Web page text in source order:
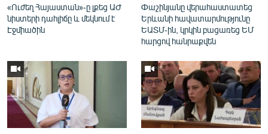
«Ուժեղ Հայաստան»-ը լքեց ԱԺ
նիստերի դահլիճը և մեկնում է
Էջմիածին
Փաշինյանը վերահաստատեց
Երևանի հավատարմությունը
ԵԱՏՄ-ին, կրկին բացառեց ԵՄ
հարցով հանրաքվեն